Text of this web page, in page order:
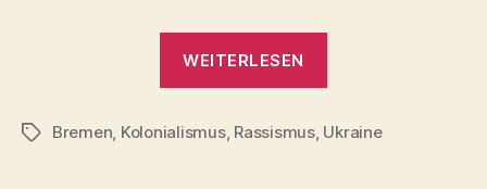
WEITERLESEN
Bremen“
Schlagwörter
Bremen, Kolonialismus, Rassismus, Ukraine